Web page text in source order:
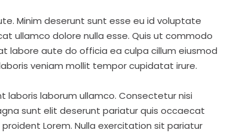
Minim deserunt sunt esse eu id voluptate
ullamco dolore nulla esse. Quis ut commodo
labore aute do officia ea culpa cillum eiusmod
veniam mollit tempor cupidatat irure.
laborum ullamco. Consectetur nisi
sunt elit deserunt pariatur quis occaecat
Lorem. Nulla exercitation sit pariatur